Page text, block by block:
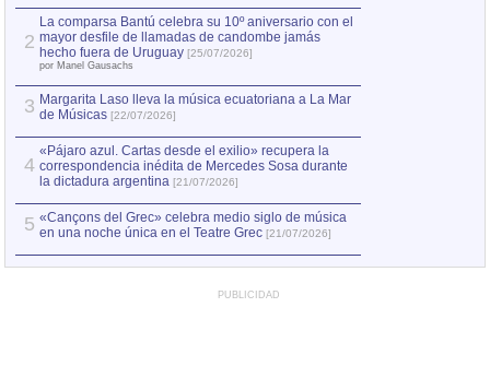
2
La comparsa Bantú celebra su 10º aniversario con el
mayor desfile de llamadas de candombe jamás
hecho fuera de Uruguay [25/07/2026]
por Manel Gausachs
3 Margarita Laso lleva la música ecuatoriana a La Mar
de Músicas [22/07/2026]
4
«Pájaro azul. Cartas desde el exilio» recupera la
correspondencia inédita de Mercedes Sosa durante
la dictadura argentina [21/07/2026]
5 «Cançons del Grec» celebra medio siglo de música
en una noche única en el Teatre Grec [21/07/2026]
PUBLICIDAD